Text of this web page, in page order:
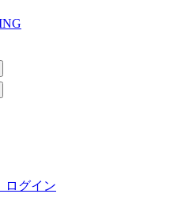
ログイン